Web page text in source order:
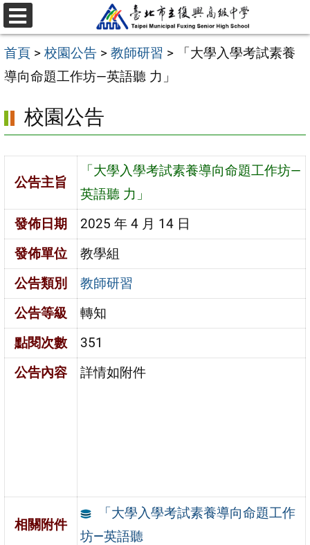
跳
至
主
要
容
區
選
單
首頁 > 校園公告 > 教師研習 >
「大學入學考試素養
導向命題工作坊—英語聽 力」
校園公告
公告主旨
「大學入學考試素養導向命題工作坊—
英語聽 力」
發佈日期
2025 年 4 月 14 日
發佈單位
教學組
公告類別
教師研習
公告等級
轉知
點閱次數
351
公告內容
詳情如附件
相關附件
「大學入學考試素養導向命題工作
坊—英語聽